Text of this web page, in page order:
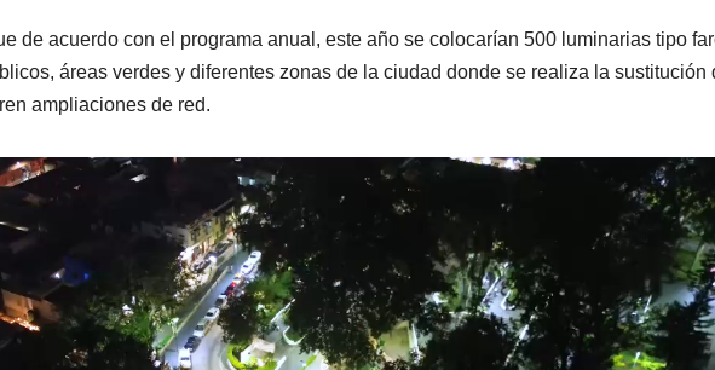
de acuerdo con el programa anual, este año se colocarían 500 luminarias tipo
áreas verdes y diferentes zonas de la ciudad donde se realiza la sustitución
ampliaciones de red.